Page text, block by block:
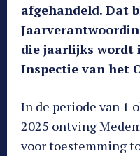
afgehandeld. Dat
die jaarlijks wordt
Inspectie van het
In de periode van 1
2025 ontving
voor toestemming